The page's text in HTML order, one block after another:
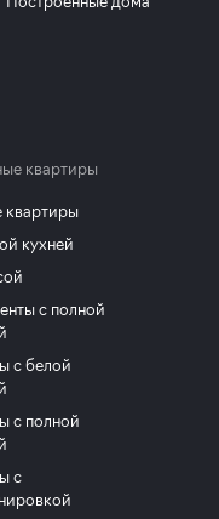
квартиры
квартиры
кухней
с полной
с белой
с полной
с